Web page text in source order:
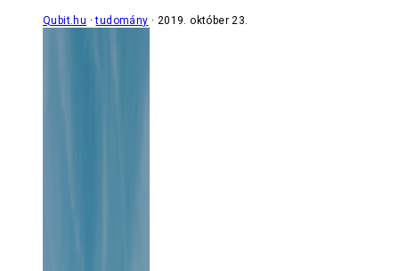
Qubit.hu tudomány 2019. október 23.